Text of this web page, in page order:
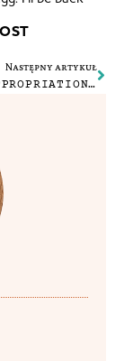
Następny artykuł
HIPSTER APPROPRIATION? YOUR MOTHER.